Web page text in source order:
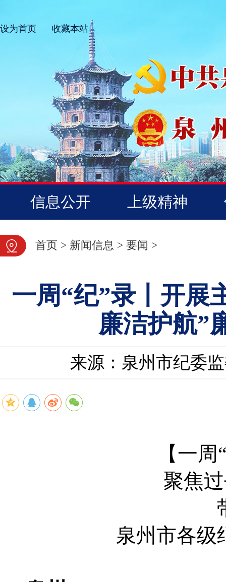
设为首页 收藏本站
信息公开 上级精神
首页 > 新闻信息 > 要闻 >
一周“纪”录丨开展
廉洁护航
来源：泉州市纪委
【一
聚焦
泉州市各级